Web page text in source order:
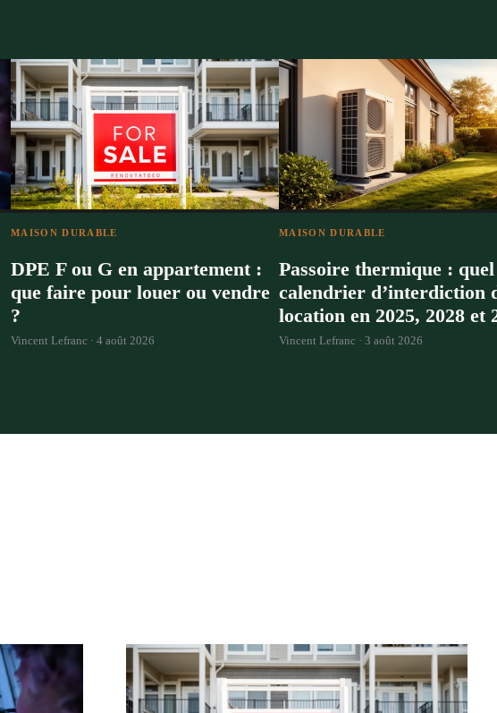
MAISON DURABLE
DPE F ou G en appartement :
que faire pour louer ou vendre
?
Vincent Lefranc · 4 août 2026
MAISON DURABLE
Passoire thermique : quel
calendrier d’interdiction
location en 2025, 2028 et
Vincent Lefranc · 3 août 2026